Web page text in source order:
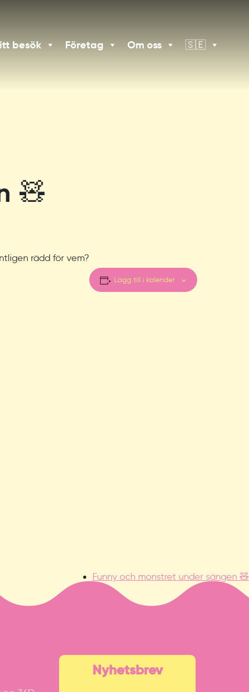
besök Företag Om oss 🇸🇪
🧸
rädd för vem?
Lägg till i kalender
Funny och monstret under sängen 🧸
Nyhetsbrev